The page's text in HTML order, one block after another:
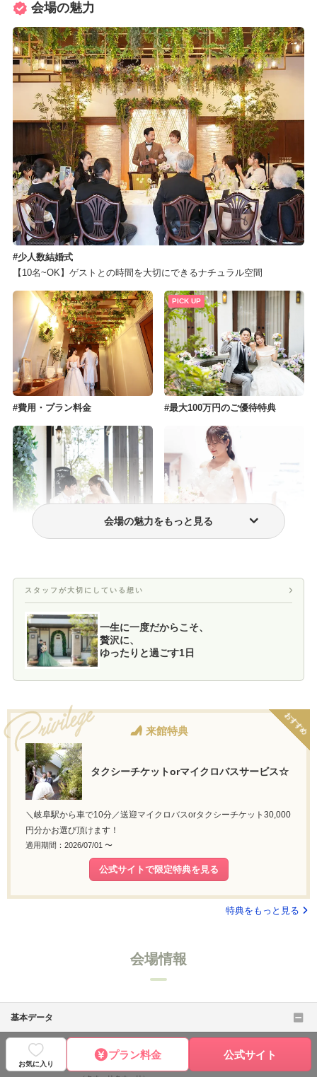
会場の魅力
少人数結婚式
【10名~OK】ゲストとの時間を大切にできるナチュラル空間
費用・プラン料金 最大100万円のご優待特典
PICK UP
フォトウェディング・前撮り ウェディングドレス・衣装
会場の魅力をもっと見る
スタッフが大切にしている想い
一生に一度だからこそ、
贅沢に、
ゆったりと過ごす1日
おすすめ
来館特典
タクシーチケットorマイクロバスサービス☆
＼岐阜駅から車で10分／送迎マイクロバスorタクシーチケット30,000
円分かお選び頂けます！
適用期間：2026/07/01 〜
公式サイトで限定特典を見る
特典をもっと見る
会場情報
基本データ
会場名 クオーリ クオーリ 〈エルフラットグループ〉 ［ 公式サイト
お気に入り
プラン料金 公式サイト